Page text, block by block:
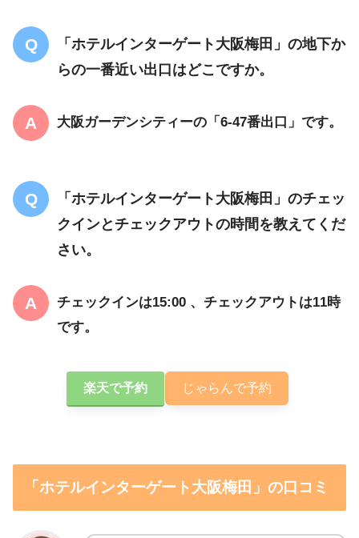
「ホテルインターゲート大阪梅田」の地下か
らの一番近い出口はどこですか。
大阪ガーデンシティーの「6-47番出口」です。
「ホテルインターゲート大阪梅田」のチェッ
クインとチェックアウトの時間を教えてくだ
さい。
チェックインは15:00 、チェックアウトは11時
です。
楽天で予約 じゃらんで予約
「ホテルインターゲート大阪梅田」の口コミ